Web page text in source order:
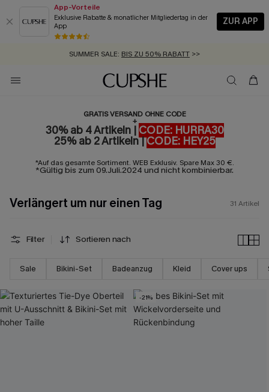
App-Vorteile
Exklusive Rabatte & monatlicher Mitgliedertag in der
App
ZUR APP
GRATIS MASSBAND MIT JEDEM SCHNELLVERSAND-ARTIKEL >>
SUMMER SALE: BIS ZU 50% RABATT >>
ZUM NEWSLETTER:BIS ZU -20% EXTRA ERHALTEN
KOSTENLOSER VERSAND AB 89 €
GRATIS VERSAND OHNE CODE
+
30% ab 4 Artikeln | CODE: HURRA30
25% ab 2 Artikeln |CODE: HEY25
*Auf das gesamte Sortiment. WEB Exklusiv. Spare Max 30 €.
*Gültig bis zum 09.Juli.2024 und nicht kombinierbar.
Verlängert um nur einen Tag 31 Artikel
Filter Sortieren nach
Sale Bikini-Set Badeanzug Kleid Cover ups
-21%